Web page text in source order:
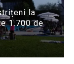
la
1.700 de